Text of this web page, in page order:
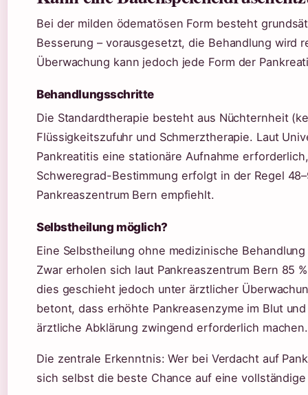
Bei der milden ödematösen Form besteht
Besserung – vorausgesetzt, die Behandlung wird
Überwachung kann jedoch jede Form der
Behandlungsschritte
Die Standardtherapie besteht aus Nüchternheit
Flüssigkeitszufuhr und Schmerztherapie. Laut
Pankreatitis eine stationäre Aufnahme
Schweregrad-Bestimmung erfolgt in der Regel
Pankreaszentrum Bern empfiehlt.
Selbstheilung möglich?
Eine Selbstheilung ohne medizinische
Zwar erholen sich laut Pankreaszentrum Bern 85
dies geschieht jedoch unter ärztlicher
betont, dass erhöhte Pankreasenzyme im Blut
ärztliche Abklärung zwingend erforderlich machen.
Die zentrale Erkenntnis: Wer bei Verdacht auf
sich selbst die beste Chance auf eine